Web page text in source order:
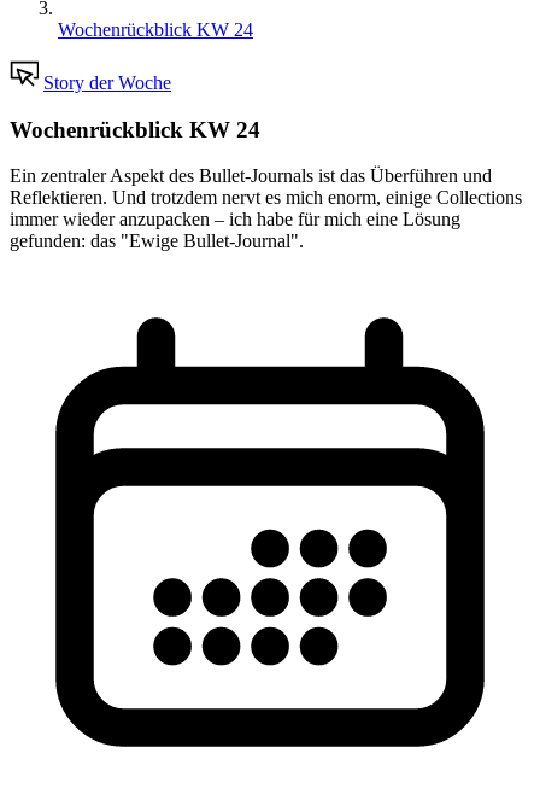
Wochenrückblick KW 24
Story der Woche
Wochenrückblick KW 24
Ein zentraler Aspekt des Bullet-Journals ist das Überführen und
Reflektieren. Und trotzdem nervt es mich enorm, einige Collections
immer wieder anzupacken – ich habe für mich eine Lösung
gefunden: das "Ewige Bullet-Journal".